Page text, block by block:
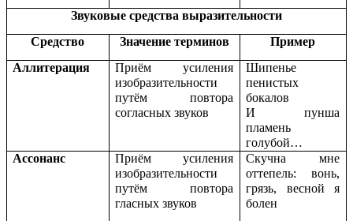
Звуковые средства выразительности
Средство
Значение терминов
Пример
Аллитерация
Приём усиления
изобразительности
путём повтора
согласных звуков
Шипенье
пенистых
бокалов
И пунша
пламень
голубой…
Ассонанс
Приём усиления
изобразительности
путём повтора
гласных звуков
Скучна мне
оттепель: вонь,
грязь, весной я
болен